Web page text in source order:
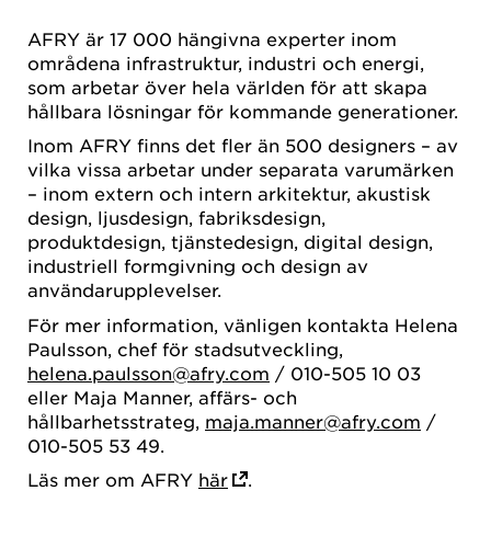
AFRY är 17 000 hängivna experter inom
områdena infrastruktur, industri och energi,
som arbetar över hela världen för att skapa
hållbara lösningar för kommande generationer.​
Inom AFRY finns det fler än 500 designers – av
vilka vissa arbetar under separata varumärken
– inom extern och intern arkitektur, akustisk
design, ljusdesign, fabriksdesign,
produktdesign, tjänstedesign, digital design,
industriell formgivning och design av
användarupplevelser.
För mer information, vänligen kontakta Helena
Paulsson, chef för stadsutveckling,
helena.paulsson@afry.com / 010-505 10 03
eller Maja Manner, affärs- och
hållbarhetsstrateg, maja.manner@afry.com /
010-505 53 49.
Läs mer om AFRY här .